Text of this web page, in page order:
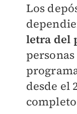
Los
letra del
desde el